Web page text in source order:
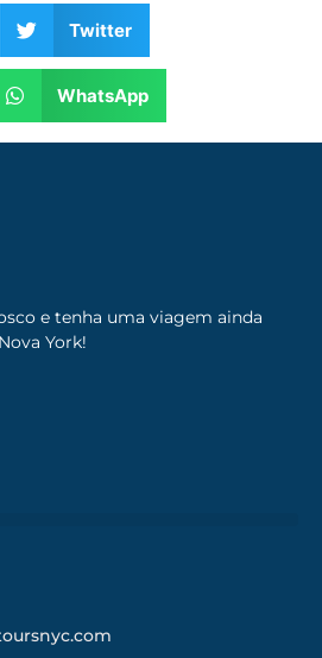
Twitter
WhatsApp
e tenha uma viagem ainda
York!